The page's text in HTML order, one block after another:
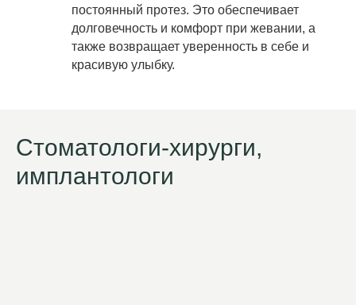
постоянный протез. Это обеспечивает
долговечность и комфорт при жевании, а
также возвращает уверенность в себе и
красивую улыбку.
Стоматологи-хирурги,
имплантологи